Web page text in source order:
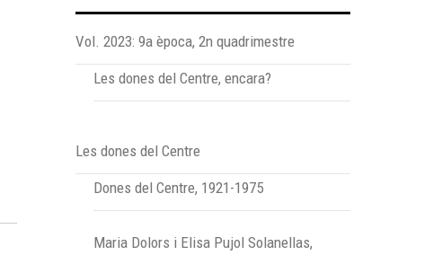
Vol. 2023: 9a època, 2n quadrimestre
Les dones del Centre, encara?
Les dones del Centre
Dones del Centre, 1921-1975
Maria Dolors i Elisa Pujol Solanellas,